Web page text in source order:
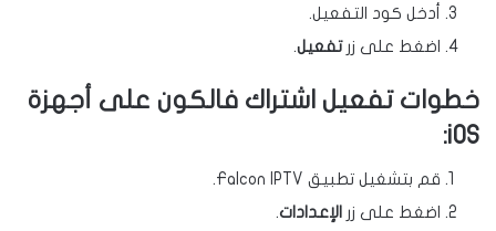
أدخل كود التفعيل.
اضغط على زرتفعيل.
خطوات تفعيل اشتراك فالكون على أجهزة
iOS:
قم بتشغيل تطبيق Falcon IPTV.
اضغط على زر الإعدادات.